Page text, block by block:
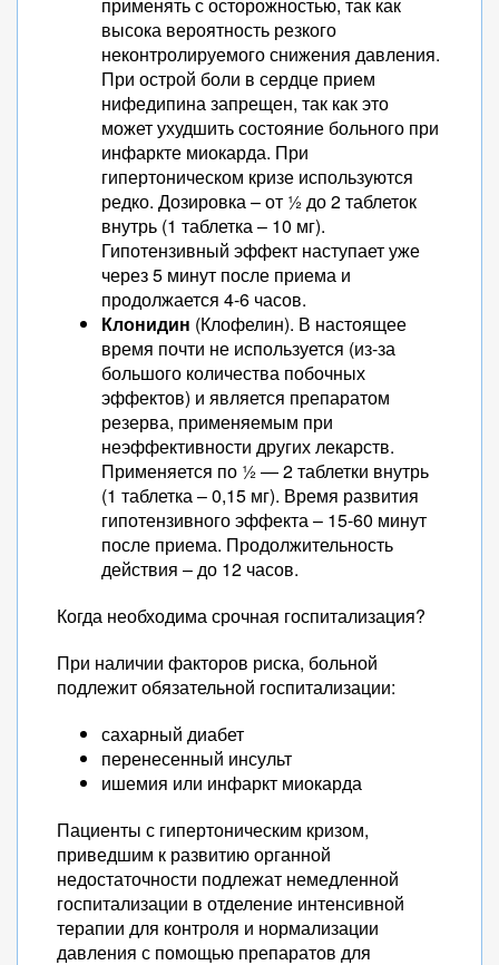
высока вероятность резкого
неконтролируемого снижения давления.
При острой боли в сердце прием
нифедипина запрещен, так как это
может ухудшить состояние больного при
инфаркте миокарда. При
гипертоническом кризе используются
редко. Дозировка – от ½ до 2 таблеток
внутрь (1 таблетка – 10 мг).
Гипотензивный эффект наступает уже
через 5 минут после приема и
продолжается 4-6 часов.
Клонидин (Клофелин). В настоящее
время почти не используется (из-за
большого количества побочных
эффектов) и является препаратом
резерва, применяемым при
неэффективности других лекарств.
Применяется по ½ — 2 таблетки внутрь
(1 таблетка – 0,15 мг). Время развития
гипотензивного эффекта – 15-60 минут
после приема. Продолжительность
действия – до 12 часов.
Когда необходима срочная госпитализация?
При наличии факторов риска, больной
подлежит обязательной госпитализации:
сахарный диабет
перенесенный инсульт
ишемия или инфаркт миокарда
Пациенты с гипертоническим кризом,
приведшим к развитию органной
недостаточности подлежат немедленной
госпитализации в отделение интенсивной
терапии для контроля и нормализации
давления с помощью препаратов для